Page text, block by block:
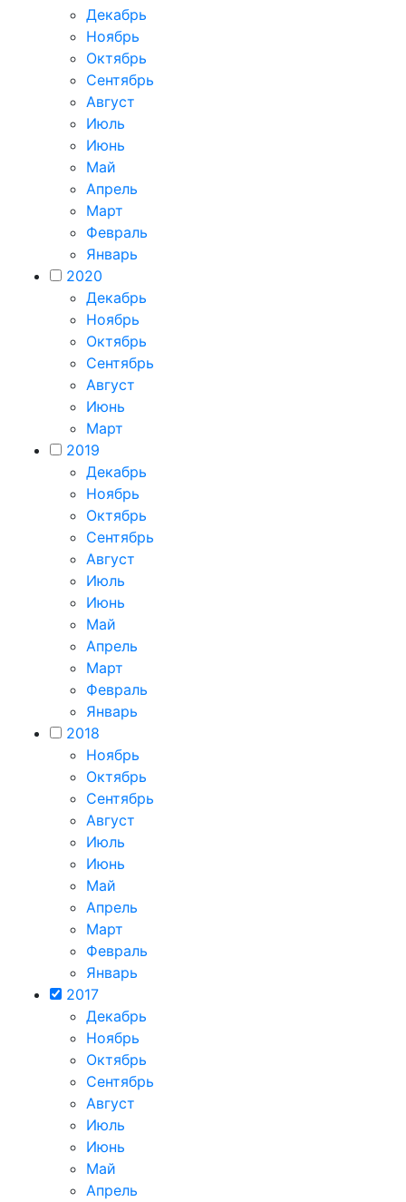
Декабрь
Ноябрь
Октябрь
Сентябрь
Август
Июль
Июнь
Май
Апрель
Март
Февраль
Январь
2020
Декабрь
Ноябрь
Октябрь
Сентябрь
Август
Июнь
Март
2019
Декабрь
Ноябрь
Октябрь
Сентябрь
Август
Июль
Июнь
Май
Апрель
Март
Февраль
Январь
2018
Ноябрь
Октябрь
Сентябрь
Август
Июль
Июнь
Май
Апрель
Март
Февраль
Январь
2017
Декабрь
Ноябрь
Октябрь
Сентябрь
Август
Июль
Июнь
Май
Апрель